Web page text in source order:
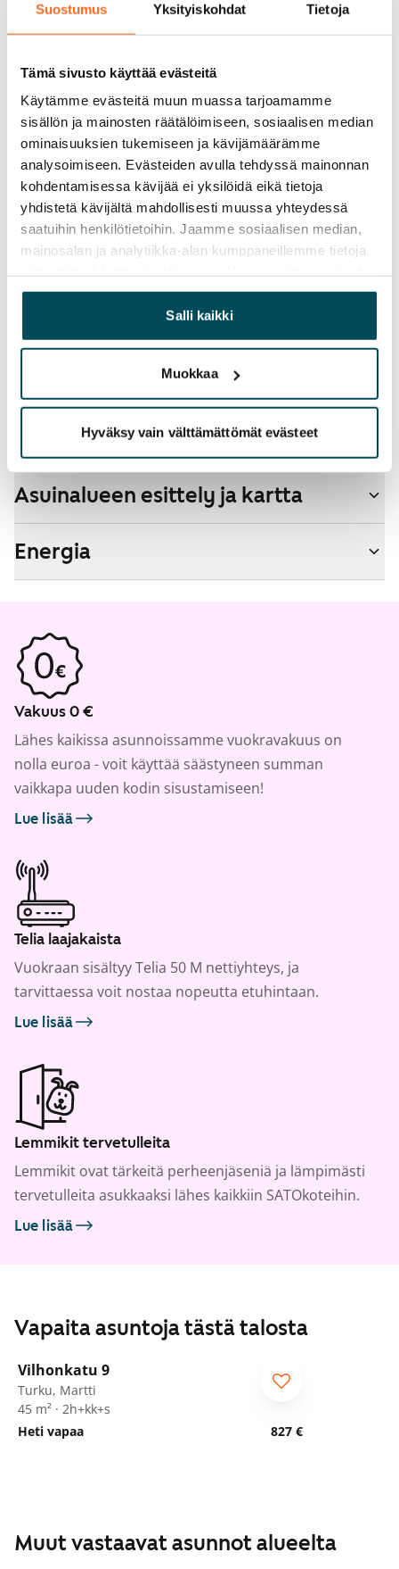
Suostumus Yksityiskohdat Tietoja
Tämä sivusto käyttää evästeitä
Käytämme evästeitä muun muassa tarjoamamme
sisällön ja mainosten räätälöimiseen, sosiaalisen median
ominaisuuksien tukemiseen ja kävijämäärämme
analysoimiseen. Evästeiden avulla tehdyssä mainonnan
kohdentamisessa kävijää ei yksilöidä eikä tietoja
yhdistetä kävijältä mahdollisesti muussa yhteydessä
saatuihin henkilötietoihin. Jaamme sosiaalisen median,
mainosalan ja analytiikka-alan kumppaneillemme tietoja
yhdistää näitä tietoja muihin tietoihin, joita olet antanut
heille tai joita on kerätty, kun olet käyttänyt heidän
palvelujaan.
Salli kaikki
Muokkaa
Hyväksy vain välttämättömät evästeet
Pakollinen, ei sisälly vuokraan
Kulutuksen mukaan
Sähkömaksu
Vuokralainen solmii itse sähkösopimuksen.
Laajakaista
Vuokraan sisältyy 50 M laajakaistaliittymä. Voit hankkia
lisänopeutta etuhintaan ottamalla yhteyttä
operaattoriin Telia.
Lemmikit sallittu
Savuton talo
Talon tiedot
Asuinalueen esittely ja kartta
Energia
Vakuus 0 €
Lähes kaikissa asunnoissamme vuokravakuus on
nolla euroa - voit käyttää säästyneen summan
vaikkapa uuden kodin sisustamiseen!
Lue lisää
Telia laajakaista
Vuokraan sisältyy Telia 50 M nettiyhteys, ja
tarvittaessa voit nostaa nopeutta etuhintaan.
Lue lisää
Lemmikit tervetulleita
Lemmikit ovat tärkeitä perheenjäseniä ja lämpimästi
tervetulleita asukkaaksi lähes kaikkiin SATOkoteihin.
Lue lisää
Vapaita asuntoja tästä talosta
/21
Vilhonkatu 9
Turku, Martti
45 m² · 2h+kk+s
Heti vapaa
827 €
Muut vastaavat asunnot alueelta